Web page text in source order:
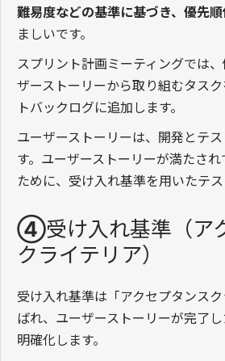
難易度などの基準に基づき、優先
ましいです。
スプリント計画ミーティングでは
ザーストーリーから取り組むタス
トバックログに追加します。
ユーザーストーリーは、開発とテ
す。ユーザーストーリーが満たさ
ために、受け入れ基準を用いたテス
④受け入れ基準（ア
クライテリア）
受け入れ基準は「アクセプタンス
ばれ、ユーザーストーリーが完了
明確化します。